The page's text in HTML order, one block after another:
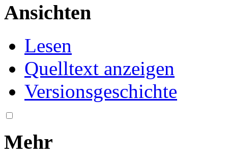
Ansichten
Lesen
Quelltext anzeigen
Versionsgeschichte
Mehr